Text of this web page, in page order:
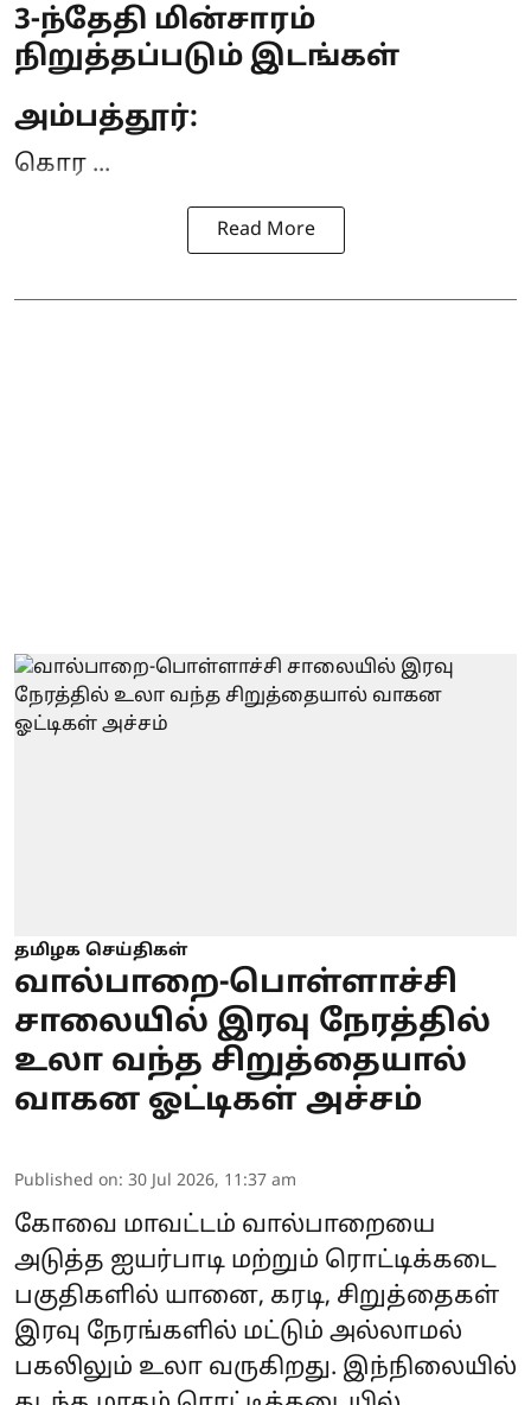
3-ந்தேதி மின்சாரம்
நிறுத்தப்படும் இடங்கள்
அம்பத்தூர்:
கொர ...
Read More
தமிழக செய்திகள்
வால்பாறை-பொள்ளாச்சி
சாலையில் இரவு நேரத்தில்
உலா வந்த சிறுத்தையால்
வாகன ஓட்டிகள் அச்சம்
Published on: 30 Jul 2026, 11:37 am
கோவை மாவட்டம் வால்பாறையை
அடுத்த ஐயர்பாடி மற்றும் ரொட்டிக்கடை
பகுதிகளில் யானை, கரடி, சிறுத்தைகள்
இரவு நேரங்களில் மட்டும் அல்லாமல்
பகலிலும் உலா வருகிறது. இந்நிலையில்